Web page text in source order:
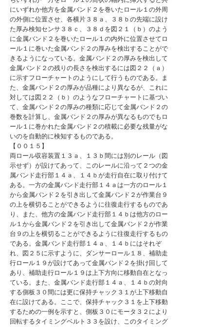
にいずれか他方を金属バンド２を巻いたロール１の外周
の外側に位置させ、各横片３８ａ、３８ｂの先端に設け
た厚み検知センサ３８ｃ、３８ｄを図２１（ｂ）のよう
に金属バンド２を巻いたロール１の内外に位置させてロ
ール１に巻いた金属バンド２の厚みを検出することがで
きるようになっている。金属バンド２の厚みを検出して
金属バンド２の残りの長さを検出するには図２２（ａ）
に示すフローチャートのようにして行うものである。ま
た、金属バンド２の厚みが品種により異なるが、これに
対しては図２２（ｂ）のようなフローチャートに基づい
て、金属バンド２の厚みの種類に応じて金属バンド２の
巻数を計算し、金属バンド２の厚みが異なるものでもロ
ール１に巻かれた金属バンド２の積載に必要な残量がな
いのを自動的に検知するものである。
【００１５】
両ロール収容装置１３ａ、１３ｂ間には別のレール（図
示せず）が設けてあって、このレールに沿って２つの金
属バンド走行部１４ａ、１４ｂが走行自在に取り付けて
ある。一方の金属バンド走行部１４ａは一方のロール１
から金属バンド２を引き出して金属バンド２が作業台９
の上を横切ることができるように往復走行するものであ
り、また、他方の金属バンド走行部１４ｂは他方のロー
ル１から金属バンド２を引き出して金属バンド２が作業
台９の上を横切ることができるように往復走行するもの
である。金属バンド走行部１４ａ、１４ｂにはそれぞ
れ、図２５に示すように、ダンサーロール１８、補助走
行ロール１９が設けてあって金属バンド２を掛け回して
あり、補助走行ロール１９は上下方向に移動自在となっ
ている。また、金属バンド走行部１４ａ、１４ｂの対向
する側板３０間には更に保持チャック３１が上下移動自
在に設けてある。ここで、保持チャック３１を上下移動
するための一例を示すと、側板３０にモータ３２により
回転するタイミングベルト３３を設け、このタイミング